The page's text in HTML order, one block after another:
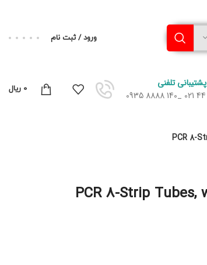
ورود / ثبت نام
پشتیبانی تلفنی
0 ریال